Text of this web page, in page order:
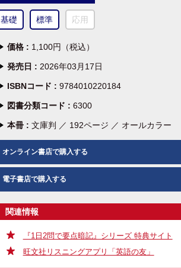
基礎 標準 応用
価格 : 1,100円（税込）
発売日 : 2026年03月17日
ISBNコード : 9784010220184
図書分類コード : 6300
本冊 : 文庫判 ／ 192ページ ／ オールカラー
オンライン書店で購入する
電子書店で購入する
関連情報
『1日2問で要点暗記』シリーズ 特典サイト
旺文社リスニングアプリ「英語の友」